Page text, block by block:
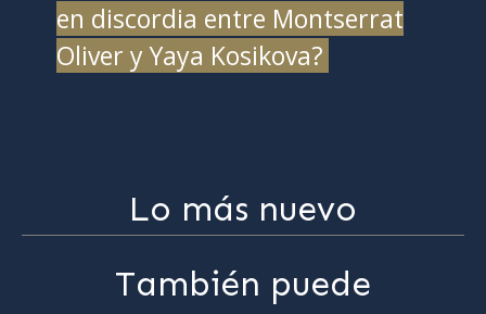
en discordia entre Montserrat
Oliver y Yaya Kosikova?
Lo más nuevo
También puede